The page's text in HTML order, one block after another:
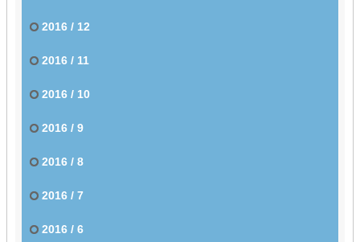
2016 / 12
2016 / 11
2016 / 10
2016 / 9
2016 / 8
2016 / 7
2016 / 6